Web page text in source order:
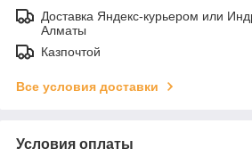
Доставка Яндекс-курьером или
Алматы
Казпочтой
Все условия доставки
Условия оплаты